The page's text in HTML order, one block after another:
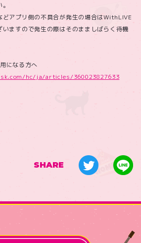
アプリ側の不具合が発生の場合はWithLIVE
ますので発生の際はそのまましばらく待機
になる方へ
hc/ja/articles/360023827633
SHARE